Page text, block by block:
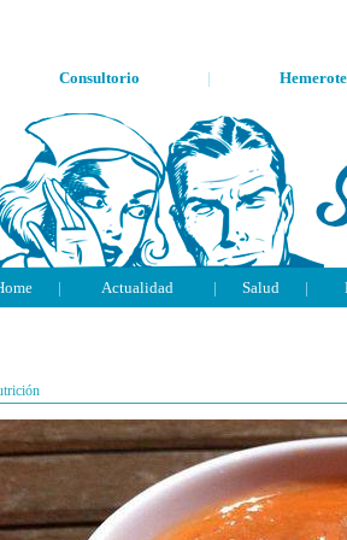
Consultorio |
| Actualidad | Salud |